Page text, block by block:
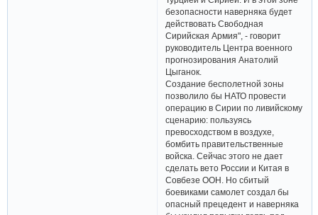
безопасности наверняка будет
действовать Свободная
Сирийская Армия", - говорит
руководитель Центра военного
прогнозирования Анатолий
Цыганок.
Создание бесполетной зоны
позволило бы НАТО провести
операцию в Сирии по ливийскому
сценарию: пользуясь
превосходством в воздухе,
бомбить правительственные
войска. Сейчас этого не дает
сделать вето России и Китая в
Совбезе ООН. Но сбитый
боевиками самолет создал бы
опасный прецедент и наверняка